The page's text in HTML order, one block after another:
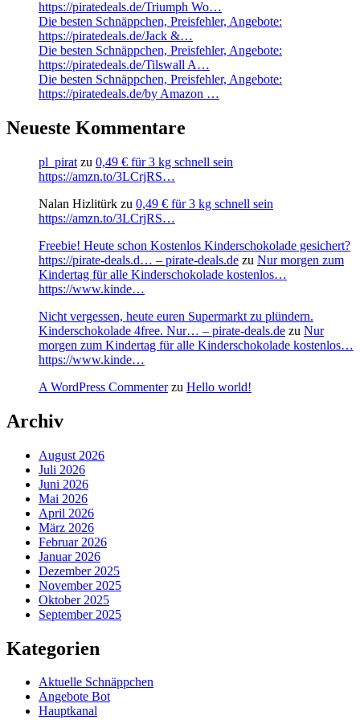
https://piratedeals.de/Triumph Wo…
Die besten Schnäppchen, Preisfehler, Angebote:
https://piratedeals.de/Jack &…
Die besten Schnäppchen, Preisfehler, Angebote:
https://piratedeals.de/Tilswall A…
Die besten Schnäppchen, Preisfehler, Angebote:
https://piratedeals.de/by Amazon …
Neueste Kommentare
pl_pirat zu 0,49 € für 3 kg schnell sein
https://amzn.to/3LCrjRS…
Nalan Hizlitürk zu 0,49 € für 3 kg schnell sein
https://amzn.to/3LCrjRS…
Freebie! Heute schon Kostenlos Kinderschokolade gesichert?
https://pirate-deals.d… – pirate-deals.de zu Nur morgen zum
Kindertag für alle Kinderschokolade kostenlos…
https://www.kinde…
Nicht vergessen, heute euren Supermarkt zu plündern.
Kinderschokolade 4free. Nur… – pirate-deals.de zu Nur
morgen zum Kindertag für alle Kinderschokolade kostenlos…
https://www.kinde…
A WordPress Commenterzu Hello world!
Archiv
August 2026
Juli 2026
Juni 2026
Mai 2026
April 2026
März 2026
Februar 2026
Januar 2026
Dezember 2025
November 2025
Oktober 2025
September 2025
Kategorien
Aktuelle Schnäppchen
Angebote Bot
Hauptkanal